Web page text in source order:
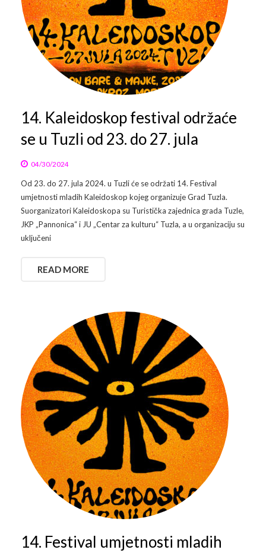
14. Kaleidoskop festival održaće
se u Tuzli od 23. do 27. jula
04/30/2024
Od 23. do 27. jula 2024. u Tuzli će se održati 14. Festival
umjetnosti mladih Kaleidoskop kojeg organizuje Grad Tuzla.
Suorganizatori Kaleidoskopa su Turistička zajednica grada Tuzle,
JKP „Pannonica“ i JU „Centar za kulturu“ Tuzla, a u organizaciju su
uključeni
READ MORE
14. Festival umjetnosti mladih